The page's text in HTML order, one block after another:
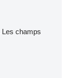
Les champs